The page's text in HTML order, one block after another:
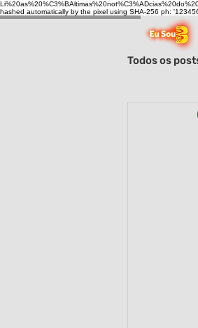
hashed automatically by the pixel using SHA-256 ph:
Todos os